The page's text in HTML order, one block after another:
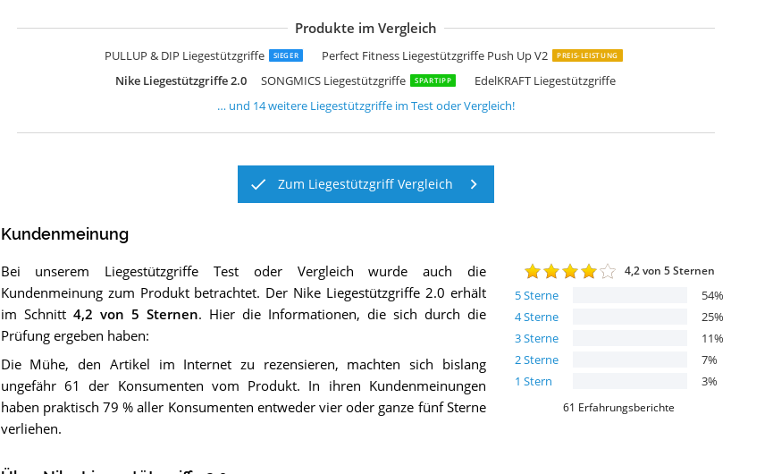
Produkte im Vergleich
PULLUP & DIP Liegestützgriffe SIEGER Perfect Fitness Liegestützgriffe Push Up V2 PREIS-LEISTUNG
Nike Liegestützgriffe 2.0 SONGMICS Liegestützgriffe SPARTIPP EdelKRAFT Liegestützgriffe
PULLUP & DIP Liegestützgriffe
SONGMICS Liegestützgriffe SPU82S
Adidas Liegestützgriffe
Winline Liegestützgriffe
HORIZON Sports Liegestützgriffe
SportyAnis Liegestützgriffe
PROIRON Liegestützgriffe
adidas Liegestützgriffe AD-12231
GORILLA SPORTS Liegestützgriffe
Readaeer Liegestützgriffe
Schildkröt Fitness Liegestützgriffe
SONGMICS Liegestützgriffe
5BILLION Liegestützgriffe
SportPlus Liegestützgriffe SP-PUB-004
… und 14weitere Liegestützgriffeim Test oder Vergleich!
Zum Liegestützgriff Vergleich
Kundenmeinung
4,2von 5 Sternen
5Sterne 54%
4Sterne 25%
3Sterne 11%
2Sterne 7%
1 Stern 3%
61 Erfahrungsberichte
Bei unserem Liegestützgriffe Test oder Vergleich wurde auch die
Kundenmeinung zum Produkt betrachtet. Der Nike Liegestützgriffe 2.0 erhält
im Schnitt 4,2 von 5 Sternen. Hier die Informationen, die sich durch die
Prüfung ergeben haben:
Die Mühe, den Artikel im Internet zu rezensieren, machten sich bislang
ungefähr 61 der Konsumenten vom Produkt. In ihren Kundenmeinungen
haben praktisch 79 % aller Konsumenten entweder vier oder ganze fünf Sterne
verliehen.